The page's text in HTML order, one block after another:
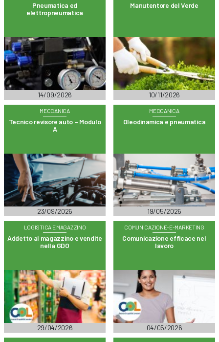
Pneumatica ed
elettropneumatica
14/09/2026
Manutentore del Verde
10/11/2026
MECCANICA
Tecnico revisore auto – Modulo
A
23/09/2026
MECCANICA
Oleodinamica e pneumatica
19/05/2026
LOGISTICA E MAGAZZINO
Addetto al magazzino e vendite
nella GDO
29/04/2026
COMUNICAZIONE-E-MARKETING
Comunicazione efficace nel
lavoro
04/05/2026